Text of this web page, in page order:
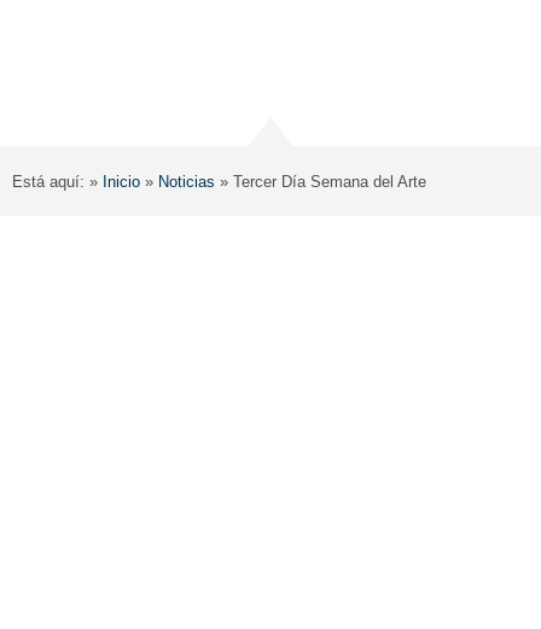
Está aquí: » Inicio » Noticias » Tercer Día Semana del Arte